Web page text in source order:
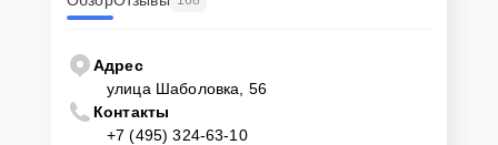
Адрес
улица Шаболовка, 56
Контакты
+7 (495) 324-63-10